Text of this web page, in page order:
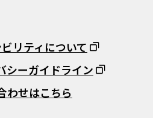
リティについて
シーガイドライン
わせはこちら